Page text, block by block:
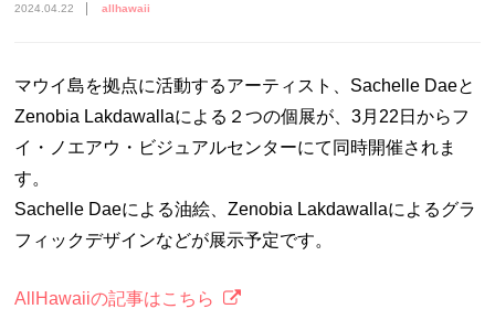
2024.04.22 allhawaii
マウイ島を拠点に活動するアーティスト、Sachelle Daeと
Zenobia Lakdawallaによる２つの個展が、3月22日からフ
イ・ノエアウ・ビジュアルセンターにて同時開催されま
す。
Sachelle Daeによる油絵、Zenobia Lakdawallaによるグラ
フィックデザインなどが展示予定です。
AllHawaiiの記事はこちら